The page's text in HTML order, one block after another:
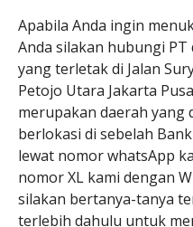
Apabila Anda ingin
Anda silakan hubungi
yang terletak di Jalan
Petojo Utara Jakarta
merupakan daerah yang
berlokasi di sebelah
lewat nomor whatsApp
nomor XL kami dengan
silakan bertanya-tanya
terlebih dahulu untuk